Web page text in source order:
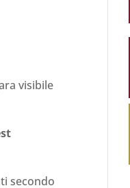
visibile
secondo